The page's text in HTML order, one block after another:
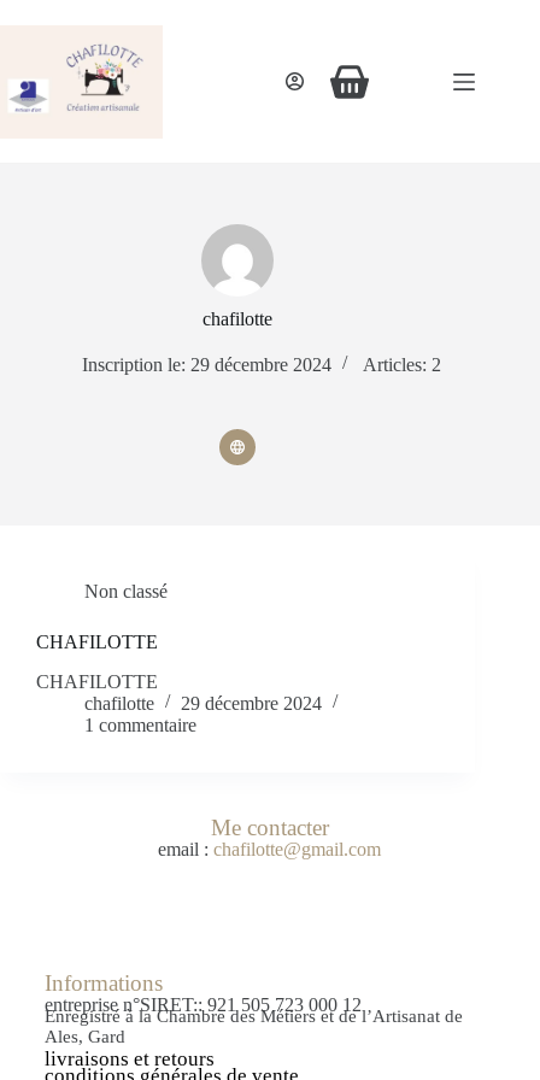
chafilotte
Inscription le: 29 décembre 2024 Articles: 2
Non classé
CHAFILOTTE
CHAFILOTTE
chafilotte
29 décembre 2024
1 commentaire
Me contacter
email :chafilotte@gmail.com
Informations
entreprise n°SIRET:: 921 505 723 000 12
Enregistré à la Chambre des Métiers et de l’Artisanat de
Ales, Gard
livraisons et retours